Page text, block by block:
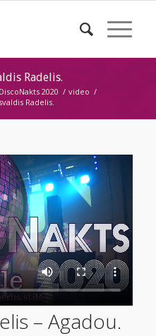
Radelis.
2020 / video /
Radelis.
– Agadou.